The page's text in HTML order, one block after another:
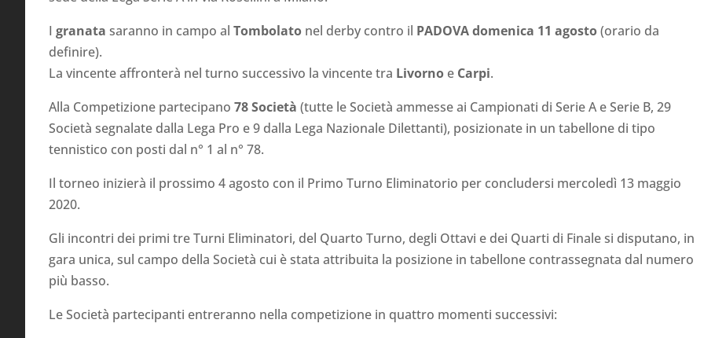
I granata saranno in campo al Tombolato nel derby contro il PADOVA domenica 11 agosto(orario da
definire).
La vincente affronterà nel turno successivo la vincente tra Livorno e Carpi.
Alla Competizione partecipano 78 Società (tutte le Società ammesse ai Campionati di Serie A e Serie B, 29
Società segnalate dalla Lega Pro e 9 dalla Lega Nazionale Dilettanti), posizionate in un tabellone di tipo
tennistico con posti dal n° 1 al n° 78.
Il torneo inizierà il prossimo 4 agosto con il Primo Turno Eliminatorio per concludersi mercoledì 13 maggio
2020.
Gli incontri dei primi tre Turni Eliminatori, del Quarto Turno, degli Ottavi e dei Quarti di Finale si disputano, in
gara unica, sul campo della Società cui è stata attribuita la posizione in tabellone contrassegnata dal numero
più basso.
Le Società partecipanti entreranno nella competizione in quattro momenti successivi: